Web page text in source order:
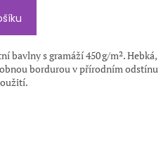
bavlny s gramáží 450 g/m². Hebká,
bordurou v přírodním odstínu